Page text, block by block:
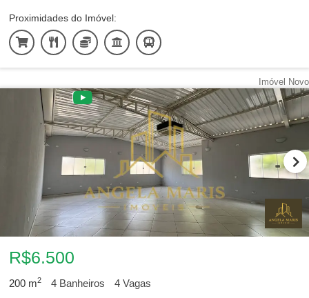
Proximidades do Imóvel:
Imóvel Novo
R$6.500
200 m2 4 Banheiros 4 Vagas